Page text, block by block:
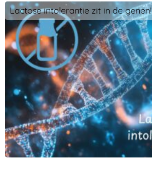
Lactose intolerantie zit in de genen!